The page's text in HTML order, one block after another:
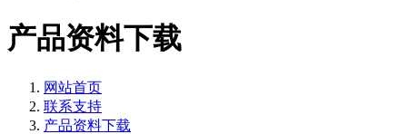
产品资料下载
网站首页
联系支持
产品资料下载